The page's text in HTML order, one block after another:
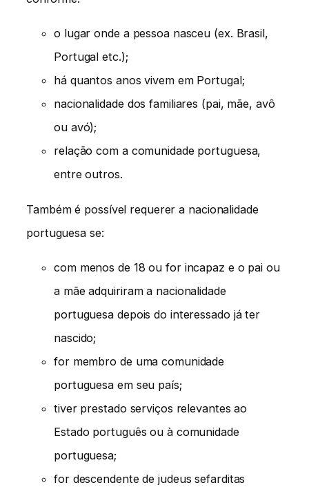
o lugar onde a pessoa nasceu (ex. Brasil,
Portugal etc.);
há quantos anos vivem em Portugal;
nacionalidade dos familiares (pai, mãe, avô
ou avó);
relação com a comunidade portuguesa,
entre outros.
Também é possível requerer a nacionalidade
portuguesa se:
com menos de 18 ou for incapaz e o pai ou
a mãe adquiriram a nacionalidade
portuguesa depois do interessado já ter
nascido;
for membro de uma comunidade
portuguesa em seu país;
tiver prestado serviços relevantes ao
Estado português ou à comunidade
portuguesa;
for descendente de judeus sefarditas